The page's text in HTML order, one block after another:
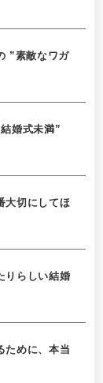
”素敵なワガ
婚式未満”
大切にしてほ
りらしい結婚
ために、本当